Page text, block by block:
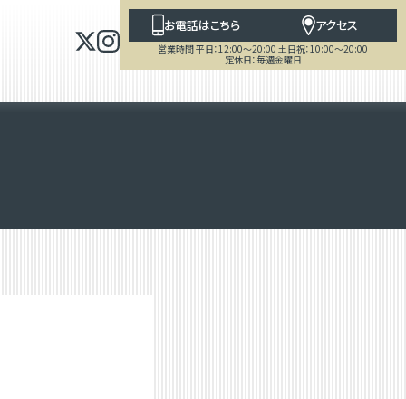
お電話はこちら アクセス
営業時間 平日：12:00～20:00 土日祝：10:00～20:00
定休日：毎週金曜日